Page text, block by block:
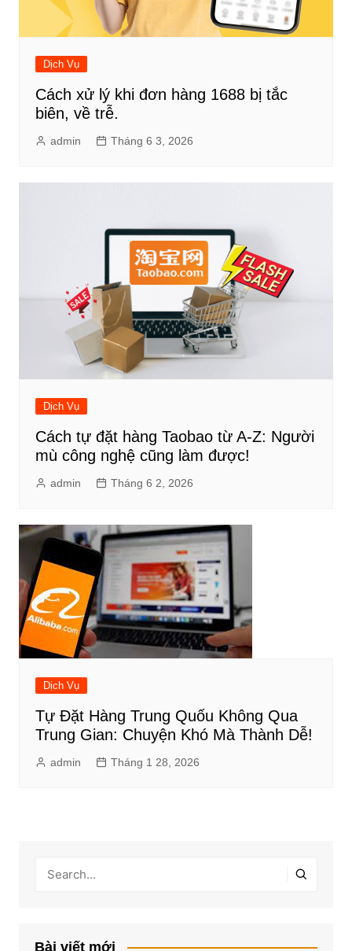
Dịch Vụ
Cách xử lý khi đơn hàng 1688 bị tắc
biên, về trễ.
admin Tháng 6 3, 2026
Dịch Vụ
Cách tự đặt hàng Taobao từ A-Z: Người
mù công nghệ cũng làm được!
admin Tháng 6 2, 2026
Dịch Vụ
Tự Đặt Hàng Trung Quốu Không Qua
Trung Gian: Chuyện Khó Mà Thành Dễ!
admin Tháng 1 28, 2026
Bài viết mới